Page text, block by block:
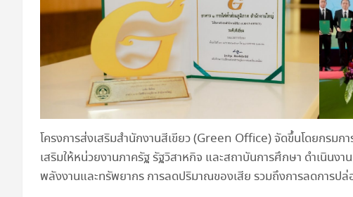
โครงการส่งเสริมสำนักงานสีเขียว (Green Office) จัดขึ้นโดยกรม
เสริมให้หน่วยงานภาครัฐ รัฐวิสาหกิจ และสถาบันการศึกษา ดำเนินง
พลังงานและทรัพยากร การลดปริมาณของเสีย รวมถึงการลดการปล่